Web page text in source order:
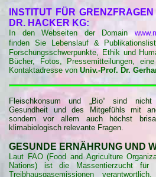
INSTITUT FÜR
DR. HACKER KG:
In den Webseiten der Domain
finden Sie
Lebenslauf &
Forschungsschwerpunkte, Ethik und
Bücher, Fotos, Pressemitteilungen,
Kontaktadresse von Univ.-Prof. Dr.
Fleischkonsum und „Bio“ sind
Gesundheit und des Mitgefühls mit
sondern vor allem auch höchst
klimabiologisch relevante Fragen.
GESUNDE ERNÄHRUNG UND
Laut FAO (Food and Agriculture
Nations) ist die Massentierzucht für
Treibhausgasemissionen